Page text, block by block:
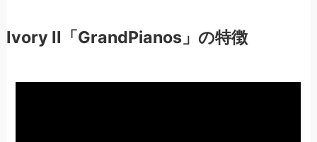
Ivory II「GrandPianos」の特徴